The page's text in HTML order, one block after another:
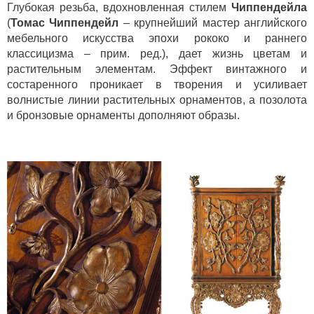
Глубокая резьба, вдохновленная стилем Чиппендейла
(Томас Чиппендейл – крупнейший мастер английского
мебельного искусства эпохи рококо и раннего
классицизма – прим. ред.), дает жизнь цветам и
растительным элементам. Эффект винтажного и
состаренного проникает в творения и усиливает
волнистые линии растительных орнаментов, а позолота
и бронзовые орнаменты дополняют образы.